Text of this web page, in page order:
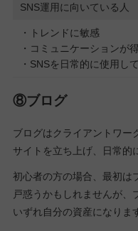
SNS運用に向いている人
・トレンドに敏感
・コミュニケーションが
・SNSを日常的に使用し
⑧ブログ
ブログはクライアントワー
サイトを立ち上げ、日常的
初心者の方の場合、最初は
戸惑うかもしれませんが、
いずれ自分の資産になりま